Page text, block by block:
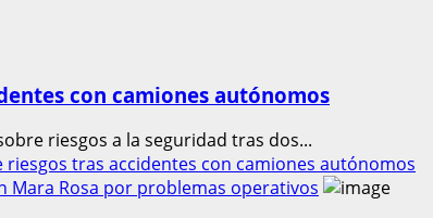
con camiones autónomos
riesgos a la seguridad tras dos...
tras accidentes con camiones autónomos
Mara Rosa por problemas operativos